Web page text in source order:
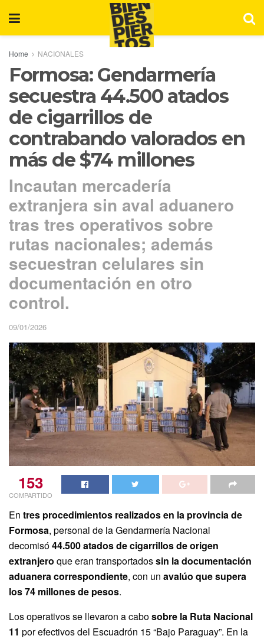
Home NACIONALES
Formosa: Gendarmería
secuestra 44.500 atados
de cigarrillos de
contrabando valorados en
más de $74 millones
Incautan mercadería
extranjera sin aval aduanero
tras tres operativos sobre
rutas nacionales; además
secuestran celulares sin
documentación en otro
control.
09/01/2026
153
COMPARTIDO
En tres procedimientos realizados en la provincia de
Formosa, personal de la Gendarmería Nacional
decomisó44.500 atados de cigarrillos de origen
extranjero que eran transportadossin la documentación
aduanera correspondiente, con un avalúo que supera
los 74 millones de pesos.
Los operativos se llevaron a cabosobre la Ruta Nacional
11 por efectivos del Escuadrón 15 “Bajo Paraguay”. En la